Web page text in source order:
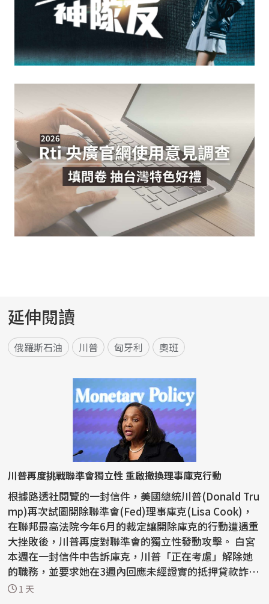
延伸閱讀
俄羅斯石油 川普 匈牙利 奧班
川普再度挑戰聯準會獨立性 重啟撤換理事庫克行動
根據路透社閱覽的一封信件，美國總統川普(Donald Tru
mp)再次試圖開除聯準會(Fed)理事庫克(Lisa Cook)，
在聯邦最高法院今年6月的裁定讓開除庫克的行動遭遇重
大挫敗後，川普再度對聯準會的獨立性發動攻擊。 白宮
本週在一封信件中告訴庫克，川普「正在考慮」解除她
的職務，並要求她在3週內回應未經證實的抵押貸款詐
欺...1 天